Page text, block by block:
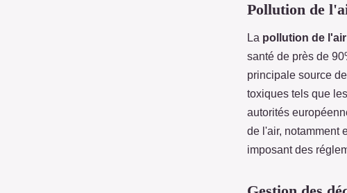
Pollution de
La pollution de l'air
santé de près de
principale source
toxiques tels que
autorités
de l'air, notamment
imposant des